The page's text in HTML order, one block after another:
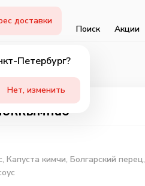
доставки
Петербург?
Нет, изменить
Поиск Акции
Капуста кимчи, Болгарский перец,